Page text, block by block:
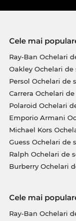
Cele mai
Ray-Ban Ochelari
Oakley Ochelari de
Persol Ochelari de
Carrera Ochelari de
Polaroid Ochelari
Emporio Armani
Michael Kors
Guess Ochelari de
Ralph Ochelari de
Burberry Ochelari
Cele mai
Ray-Ban Ochelari